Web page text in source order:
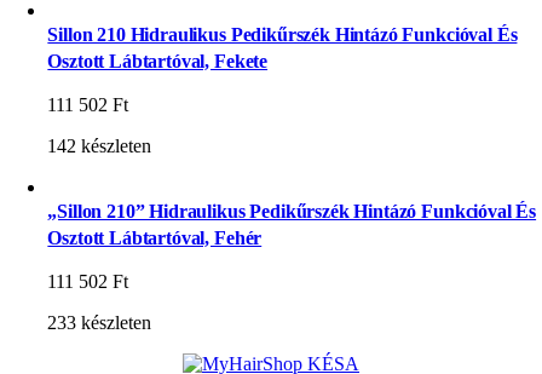
Sillon 210 Hidraulikus Pedikűrszék Hintázó Funkcióval És
Osztott Lábtartóval, Fekete
111 502Ft
142 készleten
„Sillon 210” Hidraulikus Pedikűrszék Hintázó Funkcióval És
Osztott Lábtartóval, Fehér
111 502Ft
233 készleten